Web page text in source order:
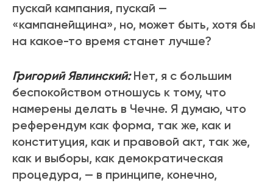
пускай кампания, пускай —
«кампанейщина», но, может быть, хотя бы
на какое-то время станет лучше?
Григорий Явлинский:Нет, я с большим
беспокойством отношусь к тому, что
намерены делать в Чечне. Я думаю, что
референдум как форма, так же, как и
конституция, как и правовой акт, так же,
как и выборы, как демократическая
процедура, — в принципе, конечно,